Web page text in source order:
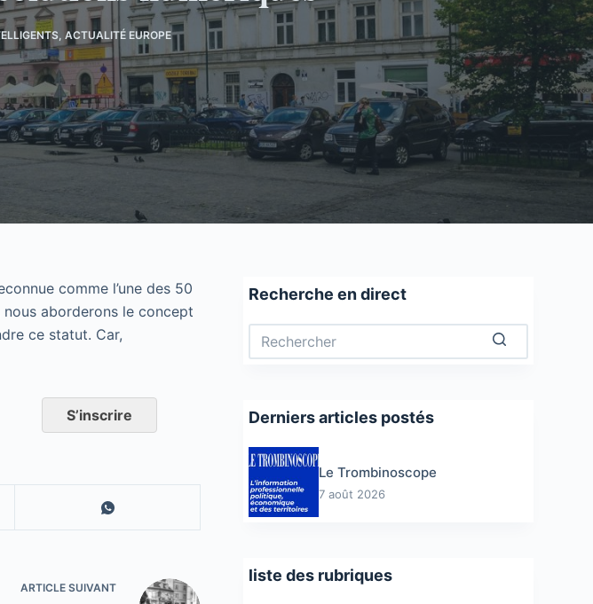
, ACTUALITÉ EUROPE
comme l’une des 50
aborderons le concept
ce statut. Car,
S’inscrire
ARTICLESUIVANT
Recherche en direct
Derniers articles postés
Le Trombinoscope
7 août 2026
liste des rubriques